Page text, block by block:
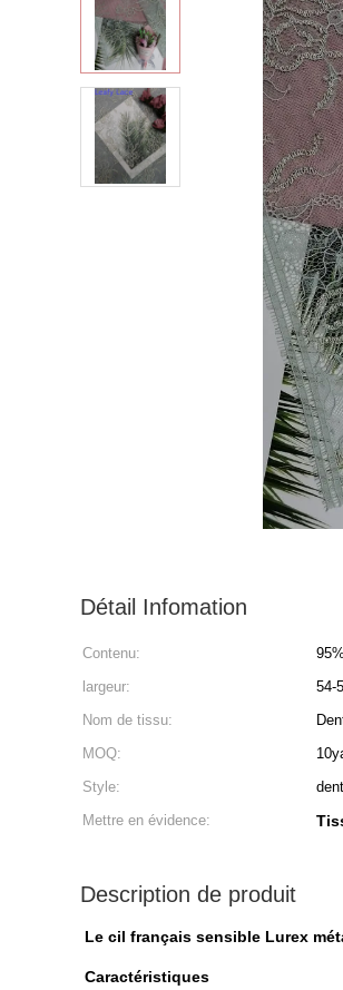
Détail Infomation
Contenu:
largeur:
54-
Nom de tissu:
MOQ:
Style:
Mettre en évidence:
Description de produit
Le cil français sensible Lurex
Caractéristiques